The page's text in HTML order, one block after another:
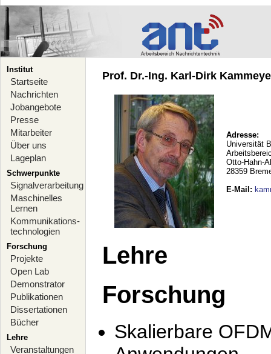
Institut
Startseite
Nachrichten
Jobangebote
Presse
Mitarbeiter
Über uns
Lageplan
Schwerpunkte
Signalverarbeitung
Maschinelles
Lernen
Kommunikations-
technologien
Forschung
Projekte
Open Lab
Demonstrator
Publikationen
Dissertationen
Bücher
Lehre
Veranstaltungen
Prof. Dr.-Ing. Karl-Dirk
Adresse:
Universität
Otto-Hahn-
28359
E-Mail :
Lehre
Forschung
Skalierbare